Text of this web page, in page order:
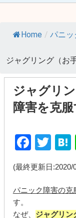
Home / パニッ
ジャグリング（お
ジャグリ
障害を克
F
a
c
e
b
T
tt
er
(最終更新日:2020/
パニック障害の克
す。
なぜ、 ジャグリン